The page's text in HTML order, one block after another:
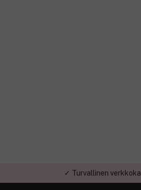
✓ Turvallinen